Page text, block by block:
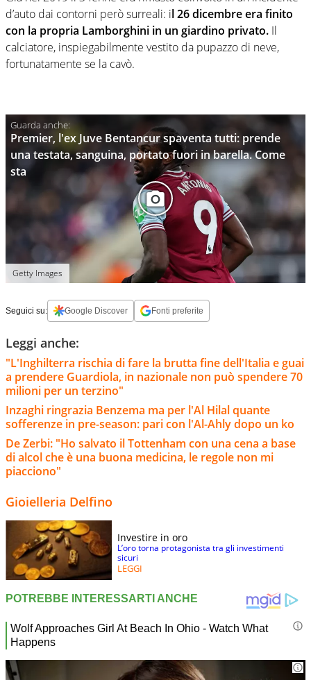
d’auto dai contorni però surreali: il 26 dicembre era finito
con la propria Lamborghini in un giardino privato. Il
calciatore, inspiegabilmente vestito da pupazzo di neve,
fortunatamente se la cavò.
Premier, l'ex Juve Bentancur spaventa tutti: prende
una testata, sanguina, portato fuori in barella. Come
sta
Getty Images
Seguici su: Google Discover Fonti preferite
Leggi anche:
"L'Inghilterra rischia di fare la brutta fine dell'Italia e guai
a prendere Guardiola, in nazionale non può spendere 70
milioni per un terzino"
Inzaghi ringrazia Benzema ma per l'Al Hilal quante
sofferenze in pre-season: pari con l'Al-Ahly dopo un ko
De Zerbi: "Ho salvato il Tottenham con una cena a base
di alcol che è una buona medicina, le regole non mi
piacciono"
Gioielleria Delfino
Investire in oro
L’oro torna protagonista tra gli investimenti
sicuri
LEGGI